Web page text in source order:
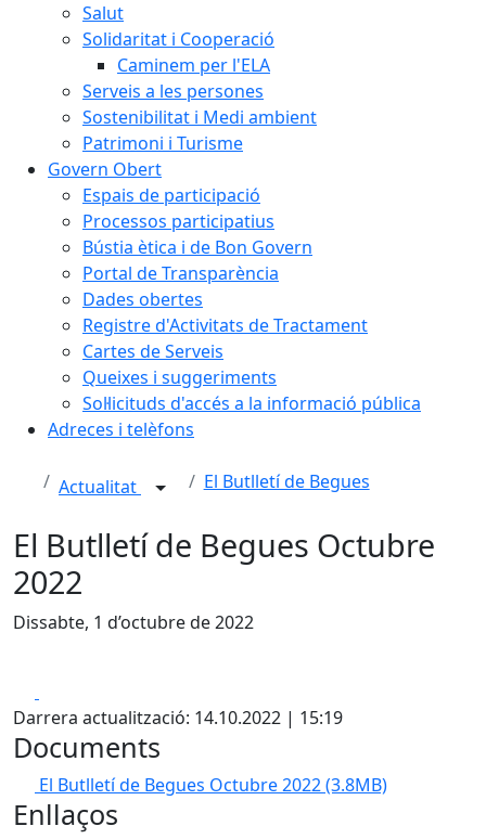
Salut
Solidaritat i Cooperació
Caminem per l'ELA
Serveis a les persones
Sostenibilitat i Medi ambient
Patrimoni i Turisme
Govern Obert
Espais de participació
Processos participatius
Bústia ètica i de Bon Govern
Portal de Transparència
Dades obertes
Registre d'Activitats de Tractament
Cartes de Serveis
Queixes i suggeriments
Sol·licituds d'accés a la informació pública
Adreces i telèfons
Actualitat El Butlletí de Begues
El Butlletí de Begues Octubre
2022
Dissabte, 1 d’octubre de 2022
Darrera actualització: 14.10.2022 | 15:19
Documents
El Butlletí de Begues Octubre 2022(3.8MB)
Enllaços